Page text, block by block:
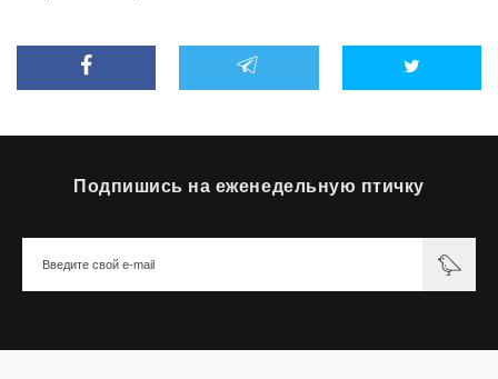
Подпишись на еженедельную птичку